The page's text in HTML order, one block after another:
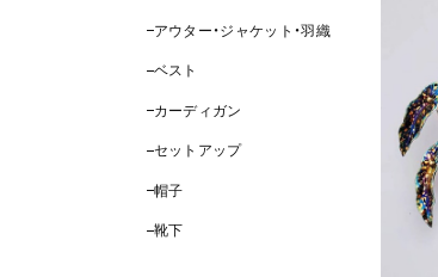
アウター・ジャケット・羽織
ベスト
カーディガン
セットアップ
帽子
靴下